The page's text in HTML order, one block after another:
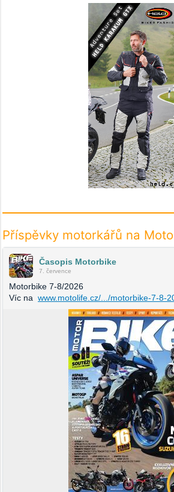
Příspěvky motorkářů na
Časopis Motorbike
7. července
Motorbike 7-8/2026
Víc na www.motolife.cz/.../motorbike-7-8-